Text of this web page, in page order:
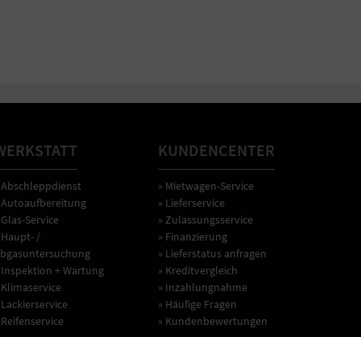
Abschleppdienst
Autoaufbereitung
Service
Haupt- /
Inspektion + Wartung
KUNDENCENTER
» Mietwagen-Service
» Lieferservice
» Zulassungsservice
» Finanzierung
» Lieferstatus anfragen
» Kreditvergleich
» Inzahlungnahme
» Häufige Fragen
» Kundenbewertungen